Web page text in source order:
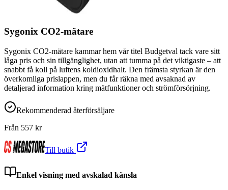
Sygonix CO2-mätare
Sygonix CO2-mätare kammar hem vår titel Budgetval tack vare sitt
låga pris och sin tillgänglighet, utan att tumma på det viktigaste – att
snabbt få koll på luftens koldioxidhalt. Den främsta styrkan är den
överkomliga prislappen, men du får räkna med avsaknad av
detaljerad information kring mätfunktioner och strömförsörjning.
Rekommenderad återförsäljare
Från 557 kr
Till butik
Enkel visning med avskalad känsla